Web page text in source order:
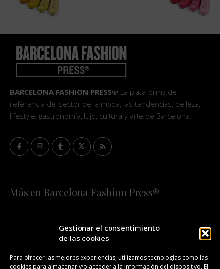
Gestionar el consentimiento
de las cookies
Para ofrecer las mejores experiencias, utilizamos tecnologías como las
cookies para almacenar y/o acceder a la información del dispositivo. El
BARCELONA FASHION PRESS® La plataforma de
referencia del sector de la moda, las tendencias, belleza,
lifestyle, gastronomía, lujo, cultura y arte de Barcelona.
Más en Barcelona Fashion Press®
¡SUSCRÍBETE A NUESTRA FASHION NEWS!
CONTACTO REDACCIÓN PUBLICIDAD